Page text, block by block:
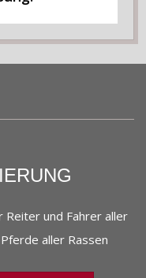
und Fahrer aller
aller Rassen